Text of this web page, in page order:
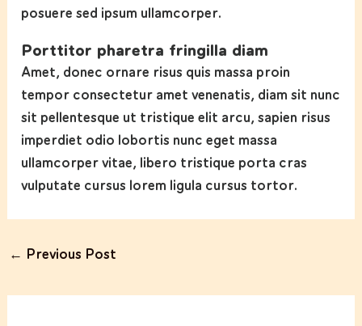
posuere sed ipsum ullamcorper.
Porttitor pharetra fringilla diam
Amet, donec ornare risus quis massa proin
tempor consectetur amet venenatis, diam sit nunc
sit pellentesque ut tristique elit arcu, sapien risus
imperdiet odio lobortis nunc eget massa
ullamcorper vitae, libero tristique porta cras
vulputate cursus lorem ligula cursus tortor.
← Previous Post